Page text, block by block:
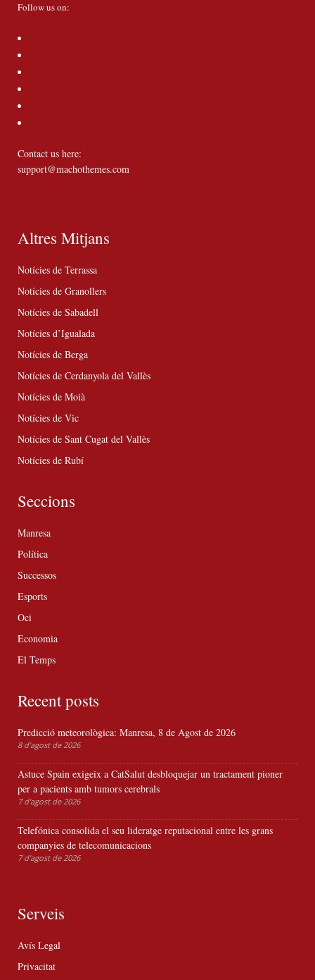
Follow us on:
Contact us here:
support@machothemes.com
Altres Mitjans
Notícies de Terrassa
Notícies de Granollers
Notícies de Sabadell
Notícies d’Igualada
Notícies de Berga
Notícies de Cerdanyola del Vallès
Notícies de Moià
Notícies de Vic
Notícies de Sant Cugat del Vallès
Notícies de Rubí
Seccions
Manresa
Política
Successos
Esports
Oci
Economia
El Temps
Recent posts
Predicció meteorològica: Manresa, 8 de Agost de 2026
8 d'agost de 2026
Astuce Spain exigeix a CatSalut desbloquejar un tractament pioner
per a pacients amb tumors cerebrals
7 d'agost de 2026
Telefónica consolida el seu lideratge reputacional entre les grans
companyies de telecomunicacions
7 d'agost de 2026
Serveis
Avís Legal
Privacitat